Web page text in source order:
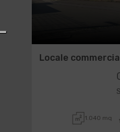
Locale
1.040 mq